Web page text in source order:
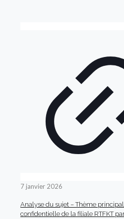
7 janvier 2026
Analyse du sujet – Thème
confidentielle de la filiale RTFKT